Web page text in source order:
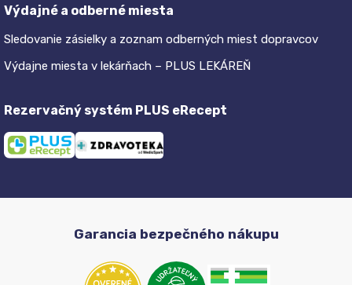
Výdajné a odberné miesta
Sledovanie zásielky a zoznam odberných miest dopravcov
Výdajne miesta v lekárňach – PLUS LEKÁREŇ
Rezervačný systém PLUS eRecept
Garancia bezpečného nákupu